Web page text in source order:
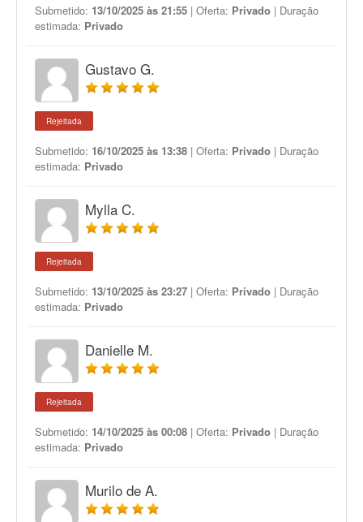
Submetido: 13/10/2025 às 21:55 | Oferta: Privado | Duração
estimada: Privado
Gustavo G.
Rejeitada
Submetido: 16/10/2025 às 13:38 | Oferta: Privado | Duração
estimada: Privado
Mylla C.
Rejeitada
Submetido: 13/10/2025 às 23:27 | Oferta: Privado | Duração
estimada: Privado
Danielle M.
Rejeitada
Submetido: 14/10/2025 às 00:08 | Oferta: Privado | Duração
estimada: Privado
Murilo de A.